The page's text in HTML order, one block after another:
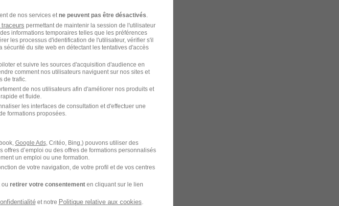
de nos services et ne peuvent pas être désactivés
permettant de maintenir la session de l'utilisateur
informations temporaires telles que les préférences
les processus d'identification de l'utilisateur, vérifier s'il
du site web en détectant les tentatives d'accès
et suivre les sources d'acquisition d'audience en
comment nos utilisateurs naviguent sur nos sites et
de trafic.
de nos utilisateurs afin d'améliorer nos produits et
et fluide.
les interfaces de consultation et d'effectuer une
formations proposées.
Google Ads, Critéo, Bing,) pouvons utiliser des
d’emploi ou des offres de formations personnalisés
un emploi ou une formation.
de votre navigation, de votre profil et de vos centres
ou retirer votre consentementen cliquant sur le lien
et notre Politique relative aux cookies